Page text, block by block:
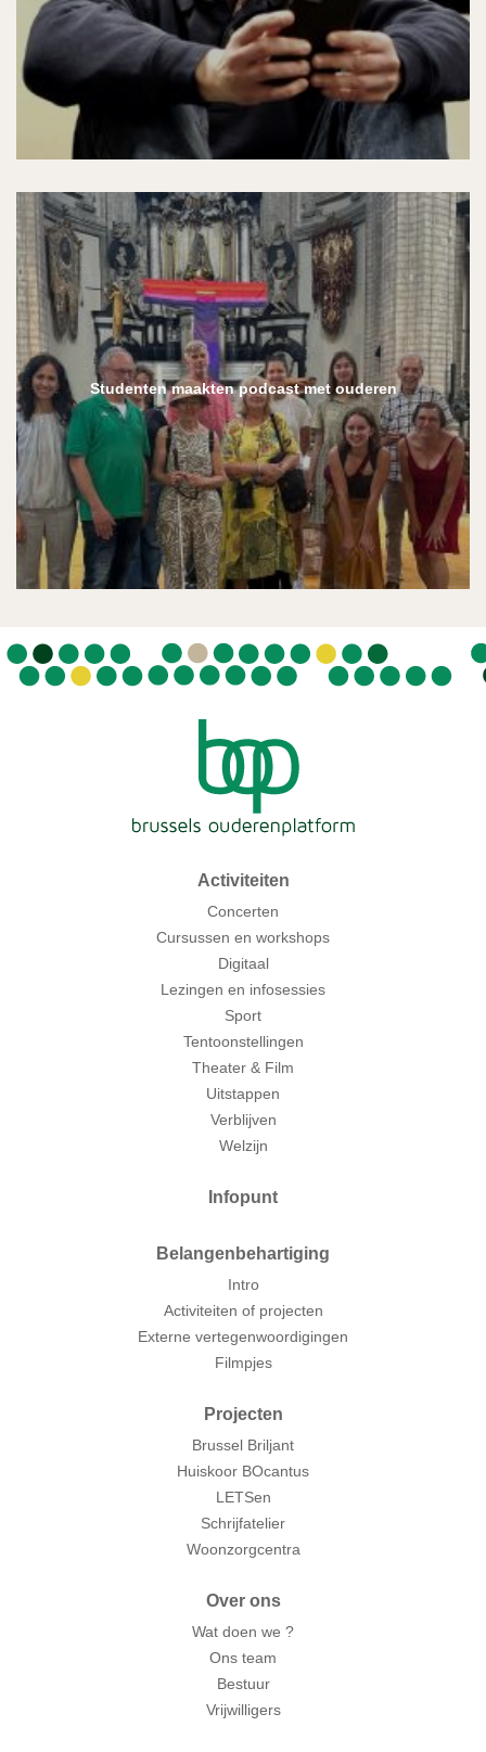
Studenten maakten podcast met ouderen
Activiteiten
Concerten
Cursussen en workshops
Digitaal
Lezingen en infosessies
Sport
Tentoonstellingen
Theater & Film
Uitstappen
Verblijven
Welzijn
Infopunt
Belangenbehartiging
Intro
Activiteiten of projecten
Externe vertegenwoordigingen
Filmpjes
Projecten
Brussel Briljant
Huiskoor BOcantus
LETSen
Schrijfatelier
Woonzorgcentra
Over ons
Wat doen we ?
Ons team
Bestuur
Vrijwilligers